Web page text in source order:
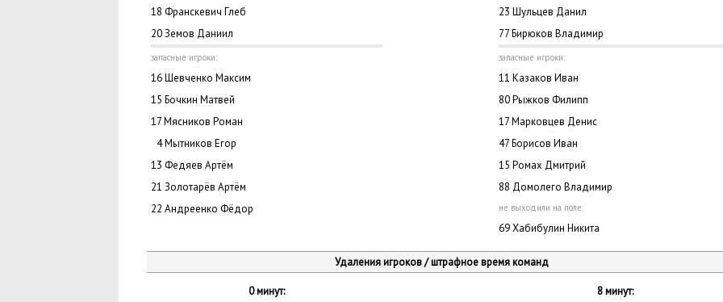
18 Франскевич Глеб
20 Земов Даниил
запасные игроки:
16 Шевченко Максим
15 Бочкин Матвей
17 Мясников Роман
4 Мытников Егор
13 Федяев Артём
21 Золотарёв Артём
22 Андреенко Фёдор
23 Шульцев Данил
77 Бирюков Владимир
запасные игроки:
11 Казаков Иван
80 Рыжков Филипп
17 Марковцев Денис
47 Борисов Иван
15 Ромах Дмитрий
88 Домолего Владимир
не выходили на поле:
69 Хабибулин Никита
Удаления игроков / штрафное время команд
0 минут:
8 минут: